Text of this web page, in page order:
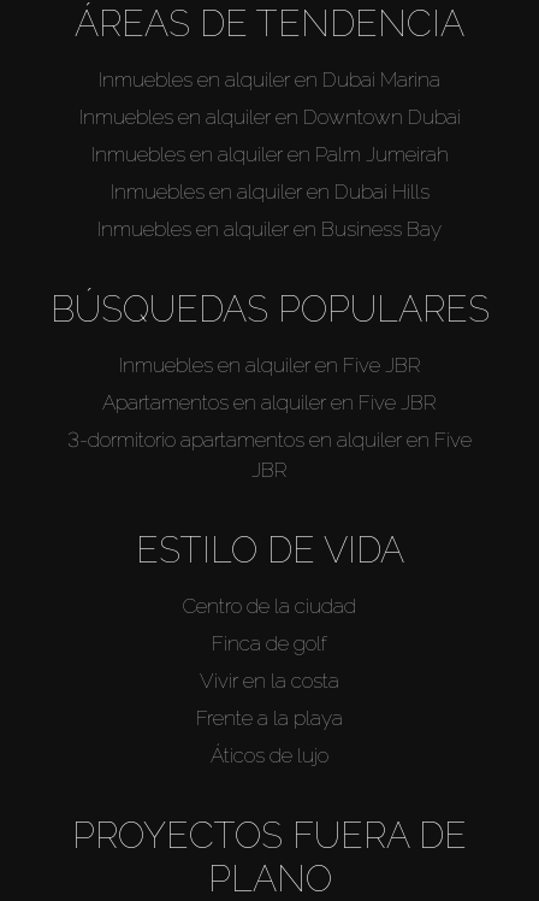
ÁREAS DE TENDENCIA
Inmuebles en alquiler en Dubai Marina
Inmuebles en alquiler en Downtown Dubai
Inmuebles en alquiler en Palm Jumeirah
Inmuebles en alquiler en Dubai Hills
Inmuebles en alquiler en Business Bay
BÚSQUEDAS POPULARES
Inmuebles en alquiler en Five JBR
Apartamentos en alquiler en Five JBR
3-dormitorio apartamentos en alquiler en Five
JBR
ESTILO DE VIDA
Centro de la ciudad
Finca de golf
Vivir en la costa
Frente a la playa
Áticos de lujo
PROYECTOS FUERA DE
PLANO